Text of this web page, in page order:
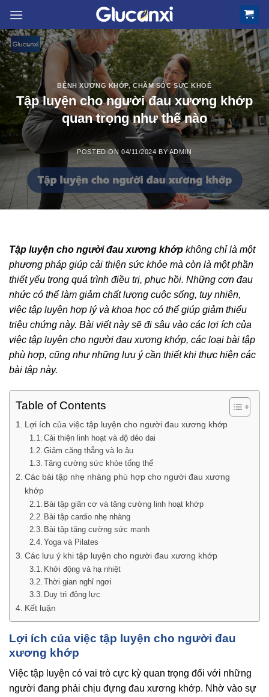
content
BỆNH XƯƠNG KHỚP,CHĂM SÓC SỨC KHOẺ
Tập luyện cho người đau xương khớp
quan trọng như thế nào
POSTED ON 04/11/2024 BYADMIN
Tập luyện cho người đau xương khớp không chỉ là một
phương pháp giúp cải thiện sức khỏe mà còn là một phần
thiết yếu trong quá trình điều trị, phục hồi. Những cơn đau
nhức có thể làm giảm chất lượng cuộc sống, tuy nhiên,
việc tập luyện hợp lý và khoa học có thể giúp giảm thiểu
triệu chứng này. Bài viết này sẽ đi sâu vào các lợi ích của
việc tập luyện cho người đau xương khớp, các loại bài tập
phù hợp, cũng như những lưu ý cần thiết khi thực hiện các
bài tập này.
Table of Contents
Lợi ích của việc tập luyện cho người đau xương khớp
Cải thiện linh hoạt và độ dẻo dai
Giảm căng thẳng và lo âu
Tăng cường sức khỏe tổng thể
Các bài tập nhẹ nhàng phù hợp cho người đau xương
khớp
Bài tập giãn cơ và tăng cường linh hoạt khớp
Bài tập cardio nhẹ nhàng
Bài tập tăng cường sức mạnh
Yoga và Pilates
Các lưu ý khi tập luyện cho người đau xương khớp
Khởi động và hạ nhiệt
Thời gian nghỉ ngơi
Duy trì động lực
Kết luận
Lợi ích của việc tập luyện cho người đau
xương khớp
Việc tập luyện có vai trò cực kỳ quan trọng đối với những
người đang phải chịu đựng đau xương khớp. Nhờ vào sự